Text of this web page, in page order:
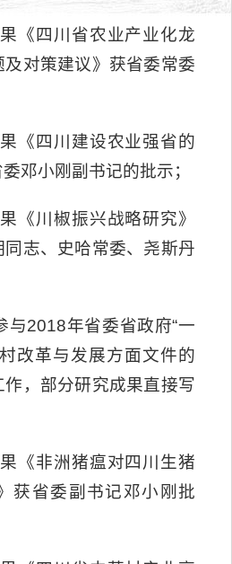
果《四川省农业产业化龙
对策建议》获省委常委
果《四川建设农业强省的
邓小刚副书记的批示；
《川椒振兴战略研究》
志、史哈常委、尧斯丹
与2018年省委省政府“一
改革与发展方面文件的
，部分研究成果直接写
果《非洲猪瘟对四川生猪
获省委副书记邓小刚批